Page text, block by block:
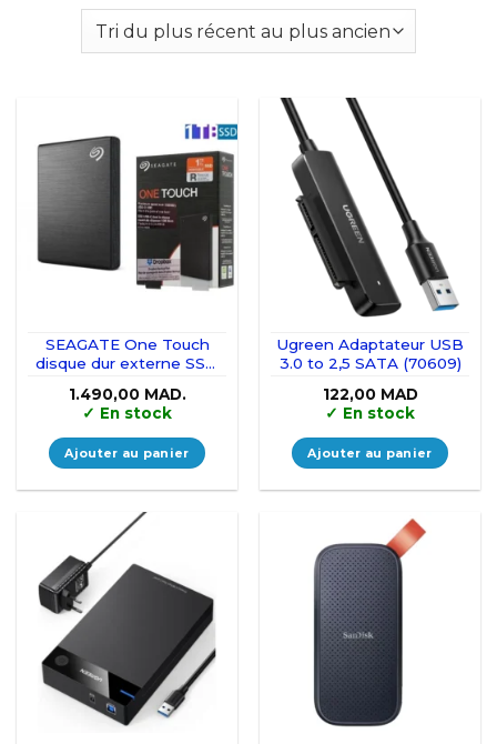
SEAGATE One Touch
disque dur externe SSD
1.490,00 MAD.
✓ En stock
Ajouter au panier
Ugreen Adaptateur USB
3.0 to 2,5 SATA (70609)
122,00 MAD
✓ En stock
Ajouter au panier